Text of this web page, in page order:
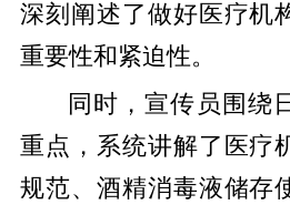
深刻阐述了做好医疗机
重要性和紧迫性。
同时，宣传员围绕
重点，系统讲解了医疗
规范、酒精消毒液储存